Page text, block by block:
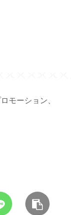
モーション、